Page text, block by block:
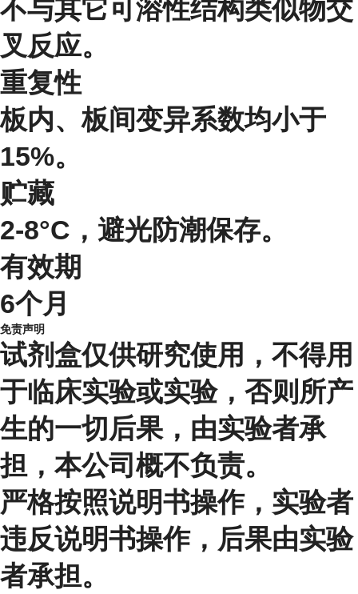
不与其它可溶性结构类似物交
叉反应。
重复性
板内、板间变异系数均小于
15%。
贮藏
2-8°C，避光防潮保存。
有效期
6个月
免责声明
试剂盒仅供研究使用，不得用
于临床实验或实验，否则所产
生的一切后果，由实验者承
担，本公司概不负责。
严格按照说明书操作，实验者
违反说明书操作，后果由实验
者承担。